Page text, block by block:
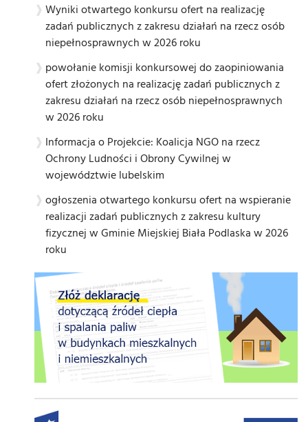
Wyniki otwartego konkursu ofert na realizację
zadań publicznych z zakresu działań na rzecz osób
niepełnosprawnych w 2026 roku
powołanie komisji konkursowej do zaopiniowania
ofert złożonych na realizację zadań publicznych z
zakresu działań na rzecz osób niepełnosprawnych
w 2026 roku
Informacja o Projekcie: Koalicja NGO na rzecz
Ochrony Ludności i Obrony Cywilnej w
województwie lubelskim
ogłoszenia otwartego konkursu ofert na wspieranie
realizacji zadań publicznych z zakresu kultury
fizycznej w Gminie Miejskiej Biała Podlaska w 2026
roku